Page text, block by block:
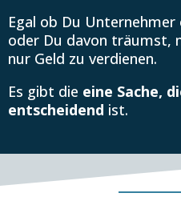
Egal ob Du
oder Du davon träumst,
nur Geld zu verdienen.
Es gibt die eine Sache,
entscheidend ist.